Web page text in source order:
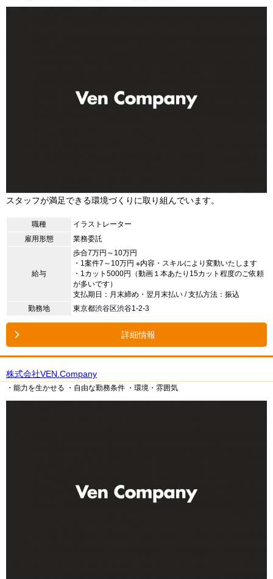
スタッフが満足できる環境づくりに取り組んでいます。
職種
イラストレーター
雇用形態
業務委託
給与
歩合7万円～10万円
・1案件7～10万円 ※内容・スキルにより変動いたします
・1カット5000円（動画１本あたり15カット程度のご依頼
が多いです）
支払期日：月末締め・翌月末払い / 支払方法：振込
勤務地
東京都渋谷区渋谷1-2-3
詳細情報
株式会社VEN.Company
・能力を生かせる ・自由な勤務条件 ・環境・雰囲気